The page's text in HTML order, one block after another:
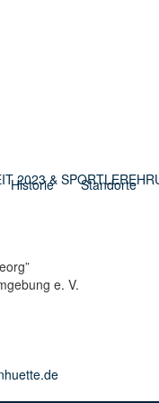
Historie Standorte
2023 &
e. V.